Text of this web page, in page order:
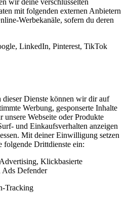
mit folgenden externen Anbietern
Werbekanäle, sofern du deren
LinkedIn, Pinterest, TikTok
dieser Dienste können wir dir auf
Werbung, gesponserte Inhalte
unsere Webseite oder Produkte
und Einkaufsverhalten anzeigen
Mit deiner Einwilligung setzen
folgende Drittdienste ein:
Klickbasierte
Ads Defender
Tracking